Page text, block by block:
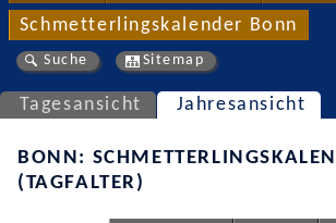
Schmetterlingskalender Bonn
Suche Sitemap
Tagesansicht Jahresansicht
BONN:
(TAGFALTER)